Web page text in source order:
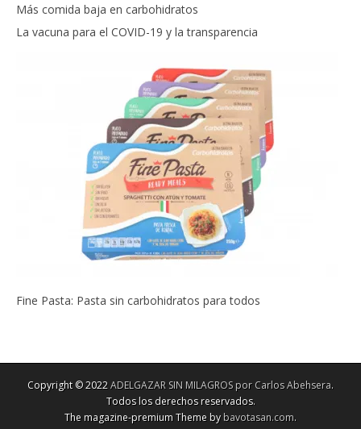
Más comida baja en carbohidratos
La vacuna para el COVID-19 y la transparencia
Fine Pasta: Pasta sin carbohidratos para todos
Copyright © 2022ADELGAZAR SIN MILAGROS por Carlos Abehsera.
Todos los derechos reservados.
The magazine-premium Theme bybavotasan.com.